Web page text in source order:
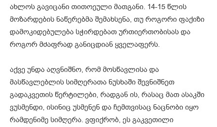
ახლოს გავიცანი თითოეული მათგანი. 14-15 წლის
მოზარდების ნაწერებმა შემახსენა, თუ როგორი ფაქიზი
დამოკიდებულება სჭირდებათ ურთიერთობისას და
როგორ მძაფრად განიცდიან ყველაფერს.
აქვე უნდა აღვნიშნო, რომ მოსწავლისა და
მასწავლებლის სიმღერათა ნუსხაში შევნიშნეთ
გადაკვეთის წერტილები, რადგან ის, რასაც მათ ასაკში
ვუსმენდი, ისინიც უსმენენ და ჩემთვისაც ნაცნობი იყო
რამდენიმე სიმღერა. ვფიქრობ, ეს გაკვეთილი